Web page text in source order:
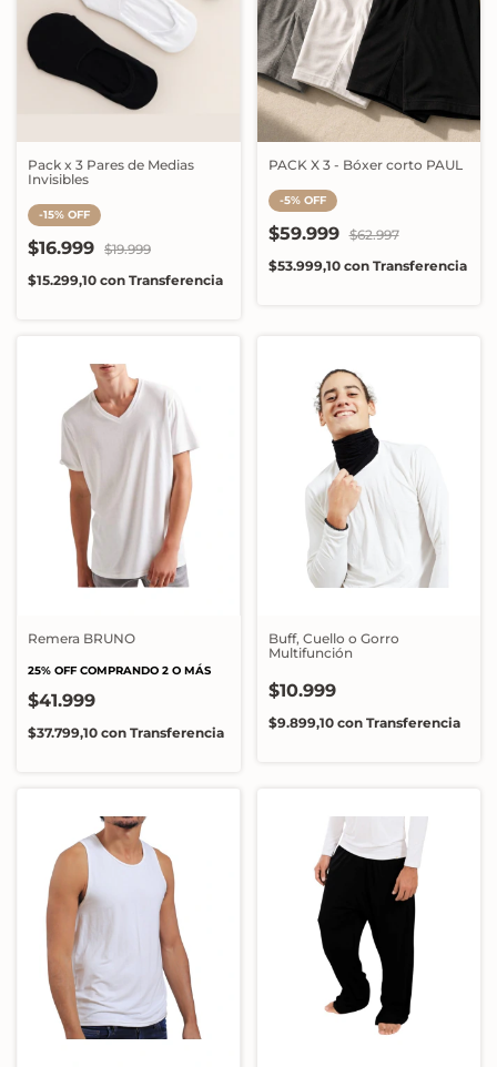
Pack x 3 Pares de Medias
Invisibles
-15% OFF
$16.999 $19.999
$15.299,10 con Transferencia
PACK X 3 - Bóxer corto PAUL
-5% OFF
$59.999 $62.997
$53.999,10 con Transferencia
Remera BRUNO
25% OFF COMPRANDO 2 O MÁS
$41.999
$37.799,10 con Transferencia
Buff, Cuello o Gorro
Multifunción
$10.999
$9.899,10 con Transferencia